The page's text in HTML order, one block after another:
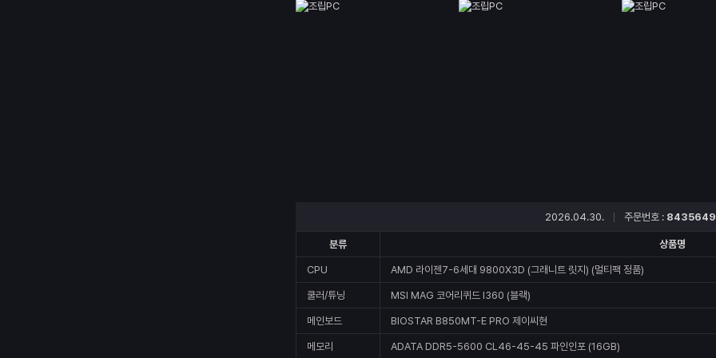
2026.04.30. 주문번호 : 8435649
분류 상품명
CPU AMD 라이젠7-6세대 9800X3D (그래니트 릿지) (멀티팩 정품)
쿨러/튜닝 MSI MAG 코어리퀴드 I360 (블랙)
메인보드 BIOSTAR B850MT-E PRO 제이씨현
메모리 ADATA DDR5-5600 CL46-45-45 파인인포 (16GB)